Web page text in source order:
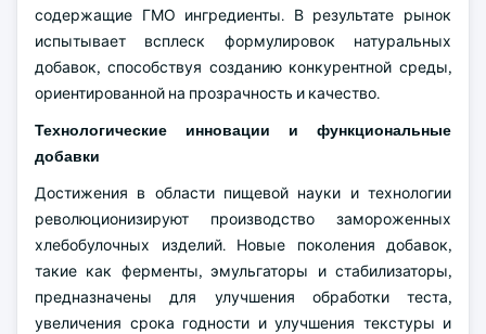
содержащие ГМО ингредиенты. В результате рынок
испытывает всплеск формулировок натуральных
добавок, способствуя созданию конкурентной среды,
ориентированной на прозрачность и качество.
Технологические инновации и функциональные
добавки
Достижения в области пищевой науки и технологии
революционизируют производство замороженных
хлебобулочных изделий. Новые поколения добавок,
такие как ферменты, эмульгаторы и стабилизаторы,
предназначены для улучшения обработки теста,
увеличения срока годности и улучшения текстуры и